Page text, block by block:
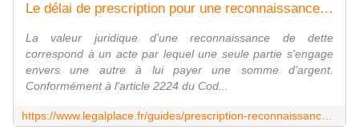
Le délai de prescription pour une reconnaissance de dette - LegalPlace
La valeur juridique d'une reconnaissance de dette
correspond à un acte par lequel une seule partie s'engage
envers une autre à lui payer une somme d'argent.
Conformément à l'article 2224 du Cod...